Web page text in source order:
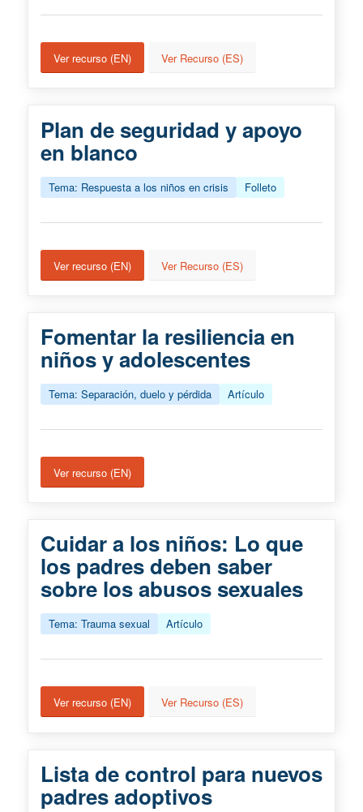
Ver recurso (EN) Ver Recurso (ES)
Plan de seguridad y apoyo
en blanco
Tema: Respuesta a los niños en crisis Folleto
Ver recurso (EN) Ver Recurso (ES)
Fomentar la resiliencia en
niños y adolescentes
Tema: Separación, duelo y pérdida Artículo
Ver recurso (EN)
Cuidar a los niños: Lo que
los padres deben saber
sobre los abusos sexuales
Tema: Trauma sexual Artículo
Ver recurso (EN) Ver Recurso (ES)
Lista de control para nuevos
padres adoptivos